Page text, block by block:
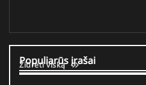
Populiarūs įrašai
Žiūrėti viską